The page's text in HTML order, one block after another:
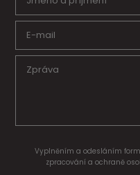
Vyplněním a odesláním
zpracování a ochraně